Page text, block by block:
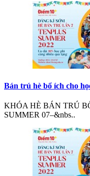
Bán trú hè bổ ích cho
KHÓA HÈ BÁN TRÚ
SUMMER 07–&nbs..